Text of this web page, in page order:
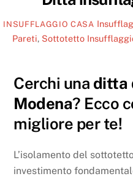
INSUFFLAGGIO CASA
Pareti, Sottotetto
Cerchi una ditta
Modena? Ecco
migliore per te!
L’isolamento del
investimento